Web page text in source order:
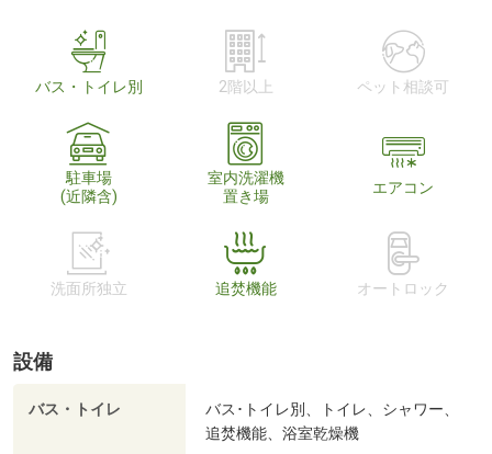
バス・トイレ別 2階以上 ペット相談可
駐車場
(近隣含)
室内洗濯機
置き場
エアコン
洗面所独立 追焚機能 オートロック
設備
バス・トイレ
バス･トイレ別、トイレ、シャワー、
追焚機能、浴室乾燥機